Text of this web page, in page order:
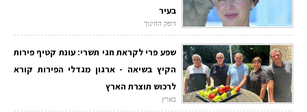
בעיר
דופק החינוך
שפע פרי לקראת חגי תשרי: עונת קטיף פירות
הקיץ בשיאה - ארגון מגדלי הפירות קורא
לרכוש תוצרת הארץ
בארץ